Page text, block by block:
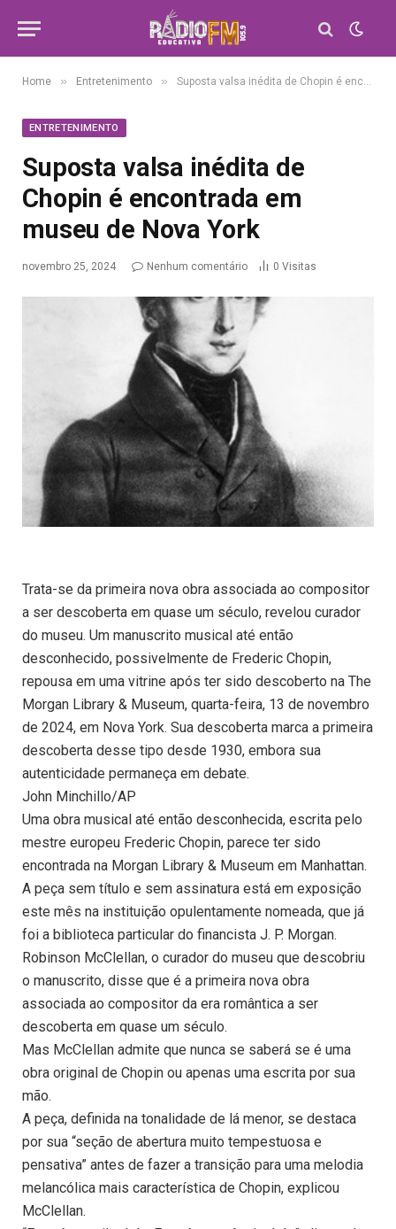
Home » Entretenimento » Suposta valsa inédita de Chopin é encontrada em museu de Nova York
ENTRETENIMENTO
Suposta valsa inédita de
Chopin é encontrada em
museu de Nova York
novembro 25, 2024 Nenhum comentário 0 Visitas
Trata-se da primeira nova obra associada ao compositor
a ser descoberta em quase um século, revelou curador
do museu. Um manuscrito musical até então
desconhecido, possivelmente de Frederic Chopin,
repousa em uma vitrine após ter sido descoberto na The
Morgan Library & Museum, quarta-feira, 13 de novembro
de 2024, em Nova York. Sua descoberta marca a primeira
descoberta desse tipo desde 1930, embora sua
autenticidade permaneça em debate.
John Minchillo/AP
Uma obra musical até então desconhecida, escrita pelo
mestre europeu Frederic Chopin, parece ter sido
encontrada na Morgan Library & Museum em Manhattan.
A peça sem título e sem assinatura está em exposição
este mês na instituição opulentamente nomeada, que já
foi a biblioteca particular do financista J. P. Morgan.
Robinson McClellan, o curador do museu que descobriu
o manuscrito, disse que é a primeira nova obra
associada ao compositor da era romântica a ser
descoberta em quase um século.
Mas McClellan admite que nunca se saberá se é uma
obra original de Chopin ou apenas uma escrita por sua
mão.
A peça, definida na tonalidade de lá menor, se destaca
por sua “seção de abertura muito tempestuosa e
pensativa” antes de fazer a transição para uma melodia
melancólica mais característica de Chopin, explicou
McClellan.